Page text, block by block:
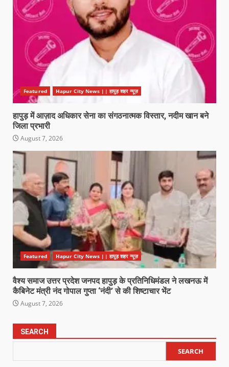
Featured Hapur City News || हापुड़ शहर न्यूज़
हापुड़ में आज़ाद अधिकार सेना का संगठनात्मक विस्तार, नदीम खान बने
जिला प्रभारी
August 7, 2026
Featured Hapur City News || हापुड़ शहर न्यूज़
वैश्य समाज उत्तर प्रदेश जनपद हापुड़ के प्रतिनिधिमंडल ने लखनऊ में
कैबिनेट मंत्री नंद गोपाल गुप्ता ‘नंदी’ से की शिष्टाचार भेंट
August 7, 2026
SEARCH
SEARCH